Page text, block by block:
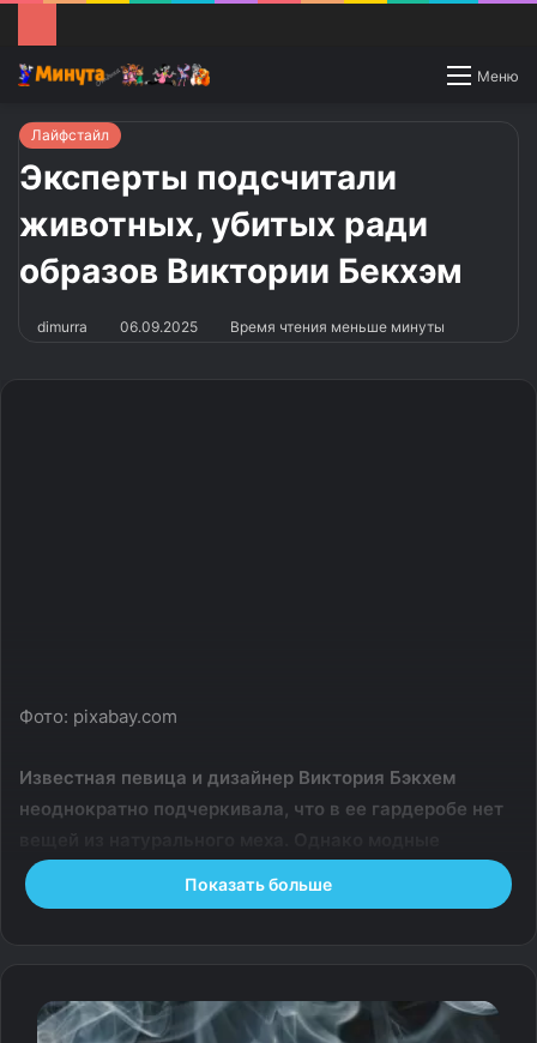
Меню
Switch
Лайфстайл
Эксперты подсчитали
животных, убитых ради
образов Виктории Бекхэм
dimurra 06.09.2025 Время чтения меньше минуты
Фото: pixabay.com
Известная певица и дизайнер Виктория Бэкхем
неоднократно подчеркивала, что в ее гардеробе нет
эксперты не спешат записывать модницу в ряды
«зеленых».
знаменитости. По их утверждениям, стильные образы
Показать больше